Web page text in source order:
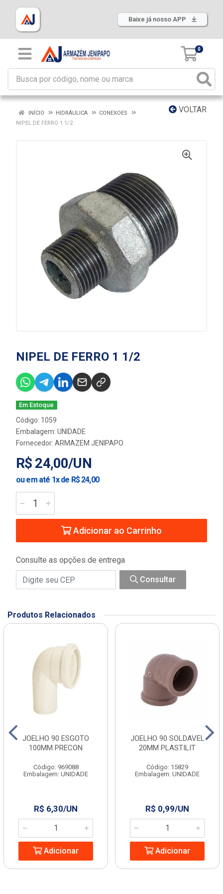
Baixe já nosso APP
0
VOLTAR
INÍCIO HIDRÁULICA
CONEXOES
NIPEL DE FERRO 1 1/2
NIPEL DE FERRO 1 1/2
Em Estoque
Código: 1059
Embalagem: UNIDADE
Fornecedor: ARMAZEM JENIPAPO
R$ 24,00/UN
ou em até 1x de R$ 24,00
Adicionar ao Carrinho
Consulte as opções de entrega
Consultar
Produtos Relacionados
JOELHO 90 ESGOTO
100MM PRECON
Código: 969088
Embalagem: UNIDADE
R$ 6,30/UN
Adicionar
JOELHO 90 SOLDAVEL
20MM PLASTILIT
Código: 15829
Embalagem: UNIDADE
R$ 0,99/UN
Adicionar